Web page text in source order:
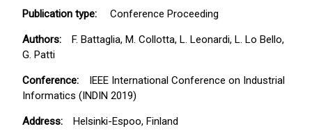
Publication type: Conference Proceeding
Authors: F. Battaglia, M. Collotta, L. Leonardi, L. Lo Bello,
G. Patti
Conference: IEEE International Conference on Industrial
Informatics (INDIN 2019)
Address: Helsinki-Espoo, Finland